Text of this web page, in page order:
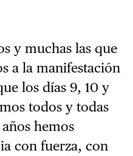
y muchas las que
a la manifestación
los días 9, 10 y
todos y todas
hemos
con fuerza, con